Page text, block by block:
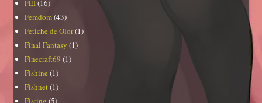
FEI(16)
Femdom(43)
Fetiche de Olor(1)
Final Fantasy (1)
Finecraft69 (1)
Fishine (1)
Fishnet (1)
Fisting (5)